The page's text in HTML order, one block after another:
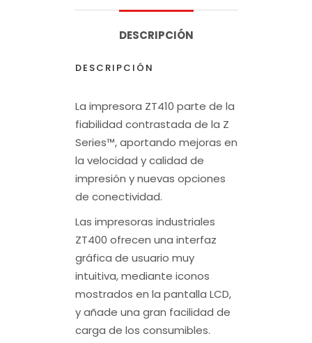
DESCRIPCIÓN
DESCRIPCIÓN
La impresora ZT410 parte de la
fiabilidad contrastada de la Z
Series™, aportando mejoras en
la velocidad y calidad de
impresión y nuevas opciones
de conectividad.
Las impresoras industriales
ZT400 ofrecen una interfaz
gráfica de usuario muy
intuitiva, mediante iconos
mostrados en la pantalla LCD,
y añade una gran facilidad de
carga de los consumibles.